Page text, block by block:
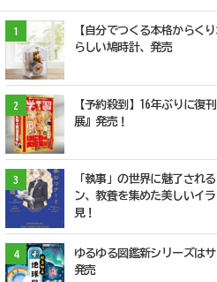
1
【自分でつくる本格からく
らしい鳩時計、発売
2
【予約殺到】16年ぶりに復
展』発売！
3
「執事」の世界に魅了され
ン、教養を集めた美しいイ
見！
4
ゆるゆる図鑑新シリーズは
発売